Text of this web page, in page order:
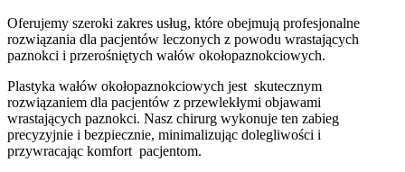
Oferujemy szeroki zakres usług, które obejmują profesjonalne
rozwiązania dla pacjentów leczonych z powodu wrastających
paznokci i przerośniętych wałów okołopaznokciowych.
Plastyka wałów okołopaznokciowych jest skutecznym
rozwiązaniem dla pacjentów z przewlekłymi objawami
wrastających paznokci. Nasz chirurg wykonuje ten zabieg
precyzyjnie i bezpiecznie, minimalizując dolegliwości i
przywracając komfort pacjentom.